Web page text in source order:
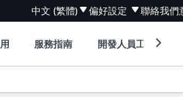
中文 (繁體) 偏好設定 聯絡我們
服務指南 開發人員工具